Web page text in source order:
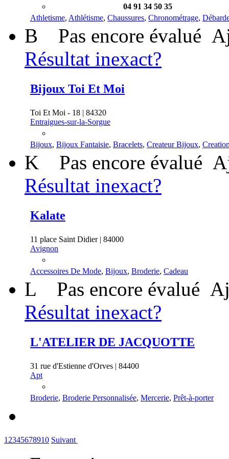
04 91 34 50 35
Athletisme, Athlétisme, Chaussures, Chronométrage,
B Pas encore évalué
Résultat inexact?
Bijoux Toi Et Moi
Toi Et Moi - 18 | 84320
Entraigues-sur-la-Sorgue
Bijoux, Bijoux Fantaisie, Bracelets, Createur Bijoux,
K Pas encore évalué
Résultat inexact?
Kalate
11 place Saint Didier | 84000
Avignon
Accessoires De Mode, Bijoux, Broderie, Cadeau
L Pas encore évalué
Résultat inexact?
L'ATELIER DE JACQUOTTE
31 rue d'Estienne d'Orves | 84400
Apt
Broderie, Broderie Personnalisée, Mercerie, Prêt-à-porter
1 2345678910 Suivant